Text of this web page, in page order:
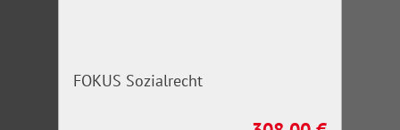
FOKUS Sozialrecht